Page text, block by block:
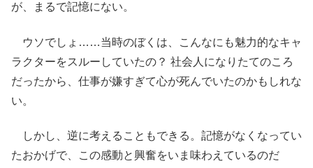
が、まるで記憶にない。
ウソでしょ……当時のぼくは、こんなにも魅力的なキャ
ラクターをスルーしていたの？ 社会人になりたてのころ
だったから、仕事が嫌すぎて心が死んでいたのかもしれな
い。
しかし、逆に考えることもできる。記憶がなくなってい
たおかげで、この感動と興奮をいま味わえているのだ